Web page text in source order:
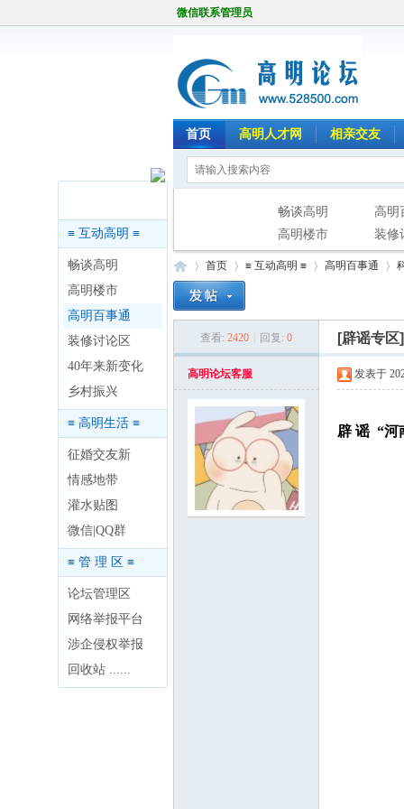
微信联系管理员
首页 高明人才网 相亲交友
畅谈高明
高明
高明楼市
装修
≡ 互动高明 ≡
畅谈高明
高明楼市
高明百事通
装修讨论区
40年来新变化
乡村振兴
≡ 高明生活 ≡
征婚交友新
情感地带
灌水贴图
微信|QQ群
≡ 管 理 区 ≡
论坛管理区
网络举报平台
涉企侵权举报
回收站 ......
首页
›
≡ 互动高明 ≡ 高明百事通
›
查看: 2420 回复: 0 [辟谣专
高明论坛客服 发表于
辟 谣 “河